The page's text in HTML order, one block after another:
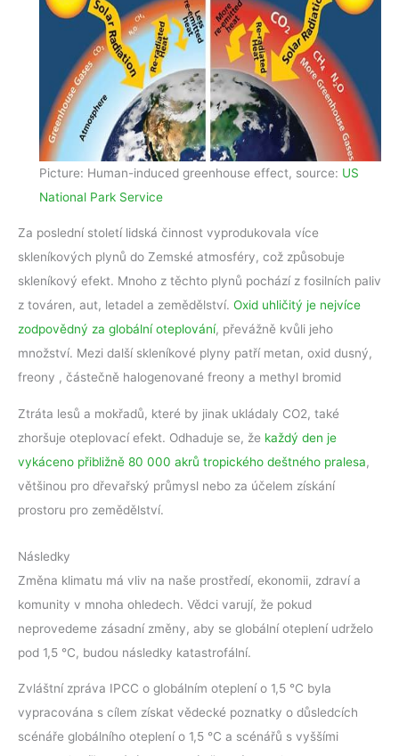
Picture: Human-induced greenhouse effect, source: US
National Park Service
Za poslední století lidská činnost vyprodukovala více
skleníkových plynů do Zemské atmosféry, což způsobuje
skleníkový efekt. Mnoho z těchto plynů pochází z fosilních paliv
z továren, aut, letadel a zemědělství. Oxid uhličitý je nejvíce
zodpovědný za globální oteplování, převážně kvůli jeho
množství. Mezi další skleníkové plyny patří metan, oxid dusný,
freony , částečně halogenované freony a methyl bromid
Ztráta lesů a mokřadů, které by jinak ukládaly CO2, také
zhoršuje oteplovací efekt. Odhaduje se, že každý den je
vykáceno přibližně 80 000 akrů tropického deštného pralesa,
většinou pro dřevařský průmysl nebo za účelem získání
prostoru pro zemědělství.
Následky
Změna klimatu má vliv na naše prostředí, ekonomii, zdraví a
komunity v mnoha ohledech. Vědci varují, že pokud
neprovedeme zásadní změny, aby se globální oteplení udrželo
pod 1,5 °C, budou následky katastrofální.
Zvláštní zpráva IPCC o globálním oteplení o 1,5 °C byla
vypracována s cílem získat vědecké poznatky o důsledcích
scénáře globálního oteplení o 1,5 °C a scénářů s vyššími